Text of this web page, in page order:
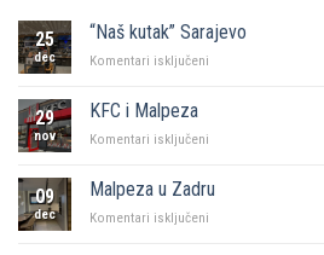
25
dec
“Naš kutak” Sarajevo
Komentari isključeni
29
nov
KFC i Malpeza
Komentari isključeni
Malpeza
09
dec
Malpeza u Zadru
Komentari isključeni